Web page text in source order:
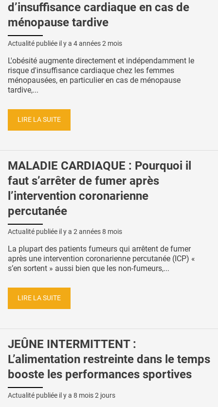
d’insuffisance cardiaque en cas de
ménopause tardive
Actualité publiée il y a 4 années 2 mois
L'obésité augmente directement et indépendamment le
risque d'insuffisance cardiaque chez les femmes
ménopausées, en particulier en cas de ménopause
tardive,...
LIRE LA SUITE
MALADIE CARDIAQUE : Pourquoi il
faut s’arrêter de fumer après
l’intervention coronarienne
percutanée
Actualité publiée il y a 2 années 8 mois
La plupart des patients fumeurs qui arrêtent de fumer
après une intervention coronarienne percutanée (ICP) «
s’en sortent » aussi bien que les non-fumeurs,...
LIRE LA SUITE
JEÛNE INTERMITTENT :
L’alimentation restreinte dans le temps
booste les performances sportives
Actualité publiée il y a 8 mois 2 jours